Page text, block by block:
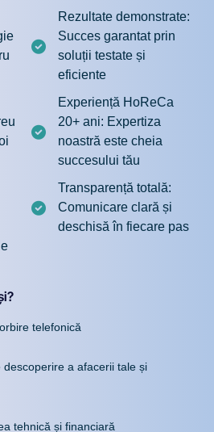
Rezultate demonstrate:
Succes garantat prin
soluții testate și
eficiente
Experiență HoReCa
20+ ani: Expertiza
noastră este cheia
succesului tău
Transparență totală:
Comunicare clară și
deschisă în fiecare pas
telefonică
a afacerii tale și
tehnică și financiară